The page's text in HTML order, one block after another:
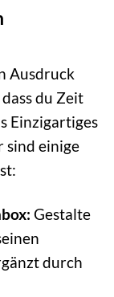
Ausdruck
du Zeit
Einzigartiges
sind einige
Gestalte
durch